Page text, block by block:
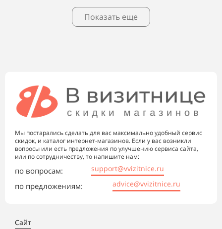
Показать еще
Мы постарались сделать для вас максимально удобный сервис
скидок, и каталог интернет-магазинов. Если у вас возникли
вопросы или есть предложения по улучшению сервиса сайта,
или по сотрудничеству, то напишите нам:
по вопросам: support@vvizitnice.ru
по предложениям: advice@vvizitnice.ru
Сайт